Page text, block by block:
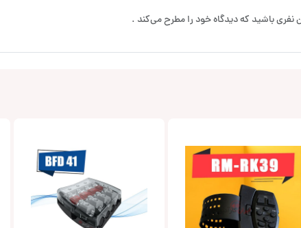
باشید که دیدگاه خود را مطرح می‌کند .